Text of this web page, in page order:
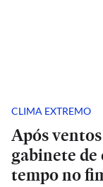
CLIMA EXTREMO
Após
gabinete de
tempo no